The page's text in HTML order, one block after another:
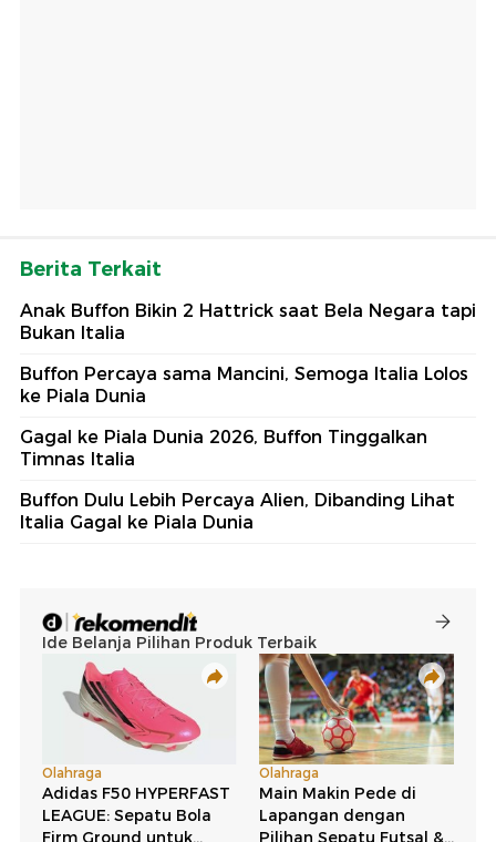
Berita Terkait
Anak Buffon Bikin 2 Hattrick saat Bela Negara tapi
Bukan Italia
Buffon Percaya sama Mancini, Semoga Italia Lolos
ke Piala Dunia
Gagal ke Piala Dunia 2026, Buffon Tinggalkan
Timnas Italia
Buffon Dulu Lebih Percaya Alien, Dibanding Lihat
Italia Gagal ke Piala Dunia